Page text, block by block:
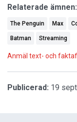
Relaterade ämnen:
The Penguin Max
Batman Streaming
Anmäl text- och
Publicerad: 19